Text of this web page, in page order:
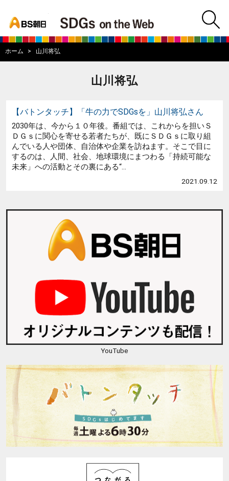
BS朝日SDGs
ホーム 山川将弘
山川将弘
【バトンタッチ】「牛の力でSDGsを」山川将弘さん
2030年は、今から１０年後。番組では、これからを担いＳ
ＤＧｓに関心を寄せる若者たちが、既にＳＤＧｓに取り組
んでいる人や団体、自治体や企業を訪ねます。そこで目に
するのは、人間、社会、地球環境にまつわる「持続可能な
未来」への活動とその裏にある“...
2021.09.12
YouTube